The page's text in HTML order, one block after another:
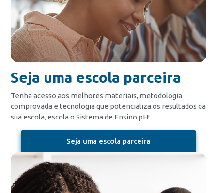
Seja uma escola parceira
Tenha acesso aos melhores materiais, metodologia
comprovada e tecnologia que potencializa os resultados da
sua escola, escola o Sistema de Ensino pH!
Seja uma escola parceira